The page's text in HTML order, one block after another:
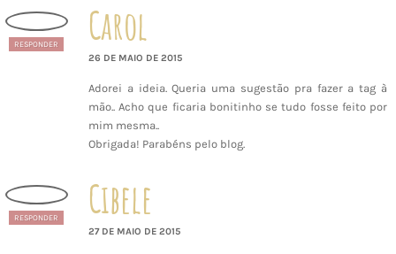
RESPONDER Carol
26 DE MAIO DE 2015
Adorei a ideia. Queria uma sugestão pra fazer a tag à
mão.. Acho que ficaria bonitinho se tudo fosse feito por
mim mesma..
Obrigada! Parabéns pelo blog.
RESPONDER Cibele
27 DE MAIO DE 2015